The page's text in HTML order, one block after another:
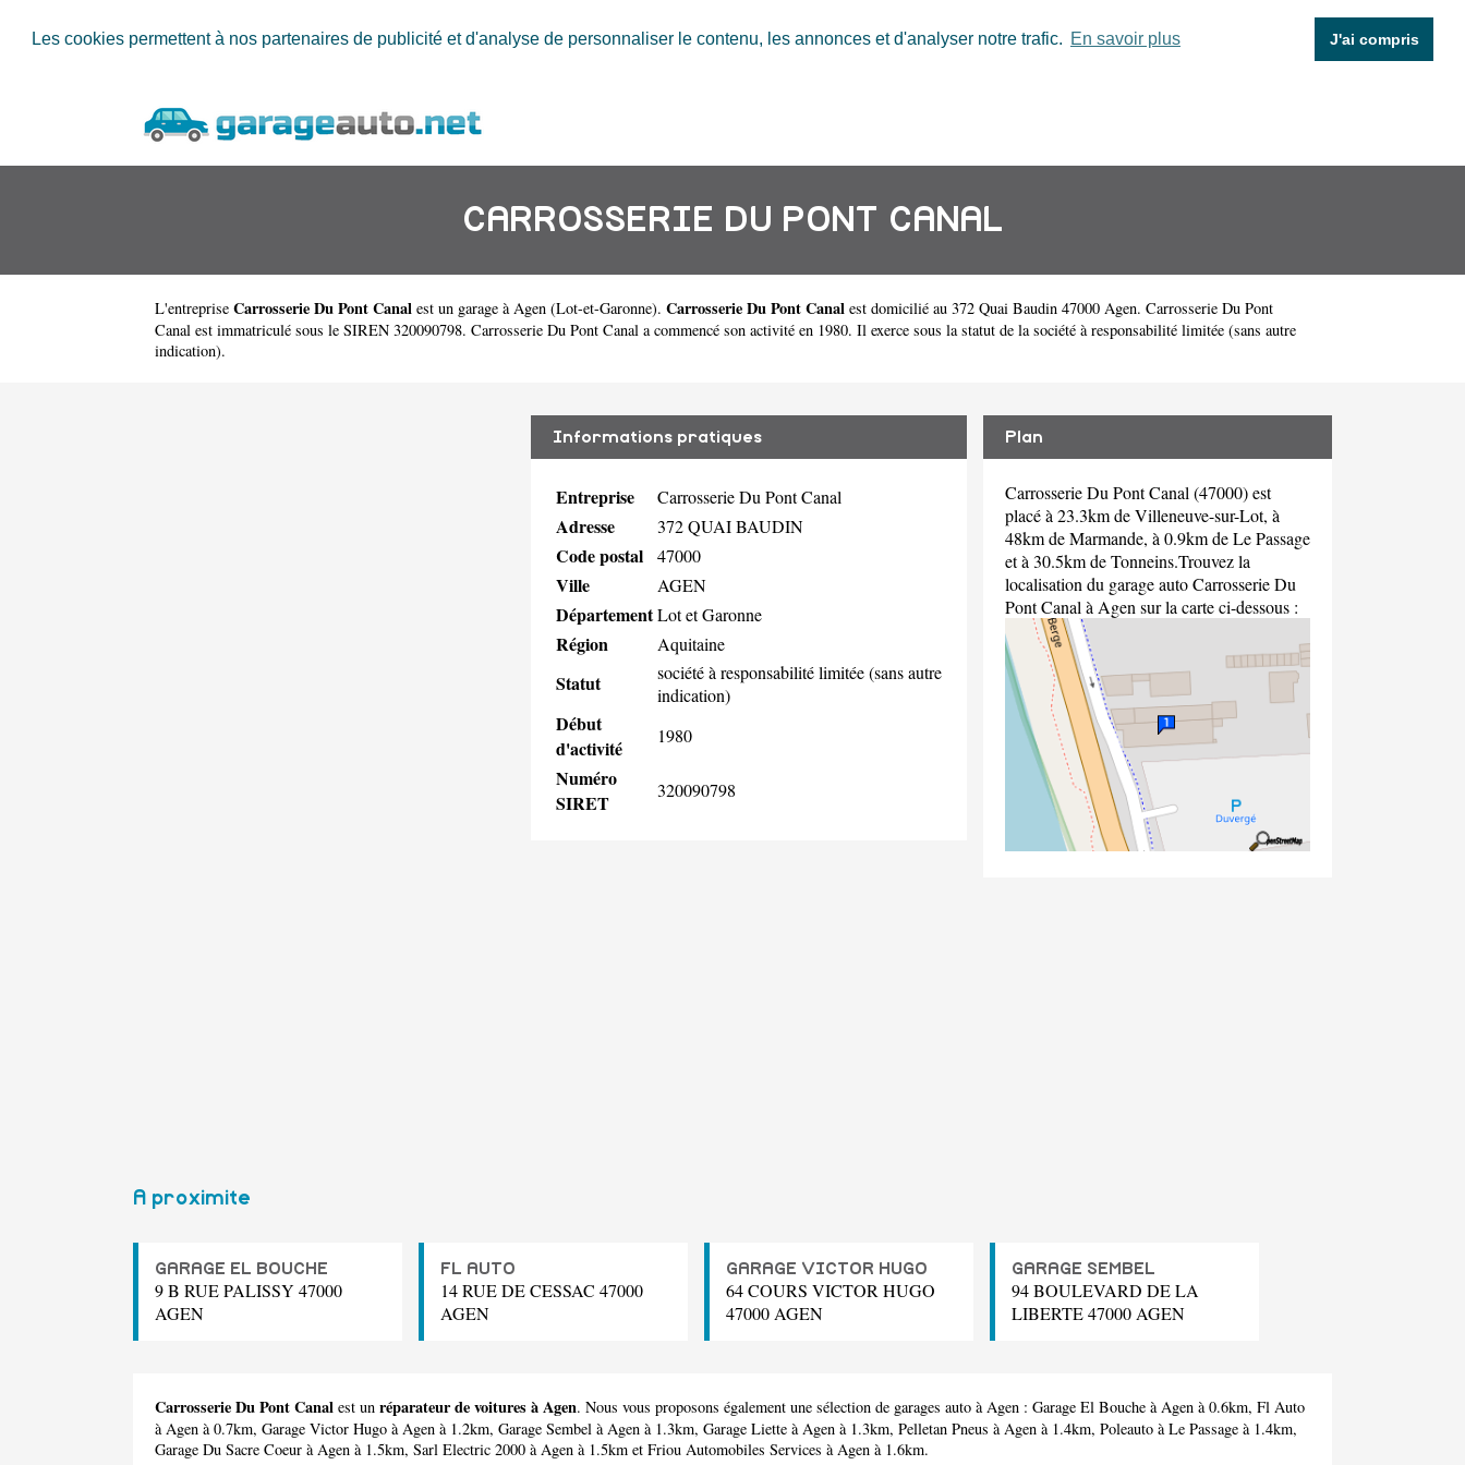
Les cookies permettent à nos partenaires de publicité et d'analyse de personnaliser le contenu, les annonces et d'analyser notre trafic. En savoir plus J'ai compris
CARROSSERIE DU PONT CANAL
L'entreprise Carrosserie Du Pont Canal est un garage à Agen (Lot-et-Garonne). Carrosserie Du Pont Canal est domicilié au 372 Quai Baudin 47000 Agen. Carrosserie Du Pont
Canal est immatriculé sous le SIREN 320090798. Carrosserie Du Pont Canal a commencé son activité en 1980. Il exerce sous la statut de la société à responsabilité limitée (sans autre
indication).
Informations pratiques
Entreprise Carrosserie Du Pont Canal
Adresse 372 QUAI BAUDIN
Code postal 47000
Ville AGEN
DépartementLot et Garonne
Région Aquitaine
Statut
société à responsabilité limitée (sans autre
indication)
Début
d'activité
1980
Numéro
SIRET
320090798
Plan
Carrosserie Du Pont Canal (47000) est
placé à 23.3km de Villeneuve-sur-Lot, à
48km de Marmande, à 0.9km de Le Passage
et à 30.5km de Tonneins.Trouvez la
localisation du garage auto Carrosserie Du
Pont Canal à Agen sur la carte ci-dessous :
A proximite
GARAGE EL BOUCHE
9 B RUE PALISSY 47000
AGEN
FL AUTO
14 RUE DE CESSAC 47000
AGEN
GARAGE VICTOR HUGO
64 COURS VICTOR HUGO
47000 AGEN
GARAGE SEMBEL
94 BOULEVARD DE LA
LIBERTE 47000 AGEN
Carrosserie Du Pont Canal est un réparateur de voitures à Agen. Nous vous proposons également une sélection de garages auto à Agen : Garage El Bouche à Agen à 0.6km, Fl Auto
à Agen à 0.7km, Garage Victor Hugo à Agen à 1.2km, Garage Sembel à Agen à 1.3km, Garage Liette à Agen à 1.3km, Pelletan Pneus à Agen à 1.4km, Poleauto à Le Passage à 1.4km,
Garage Du Sacre Coeur à Agen à 1.5km, Sarl Electric 2000 à Agen à 1.5km et Friou Automobiles Services à Agen à 1.6km.